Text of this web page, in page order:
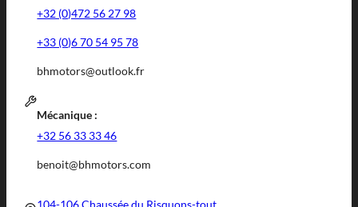
+32 (0)472 56 27 98
+33 (0)6 70 54 95 78
bhmotors@outlook.fr
Mécanique :
+32 56 33 33 46
benoit@bhmotors.com
104-106 Chaussée du Risquons-tout